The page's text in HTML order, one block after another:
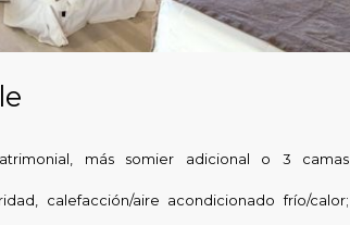
más somier adicional o 3 camas
calefacción/aire acondicionado frío/calor;